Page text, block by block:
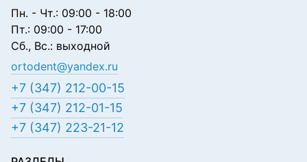
Пн. - Чт.: 09:00 - 18:00
Пт.: 09:00 - 17:00
Сб., Вс.: выходной
ortodent@yandex.ru
+7 (347) 212-00-15
+7 (347) 212-01-15
+7 (347) 223-21-12